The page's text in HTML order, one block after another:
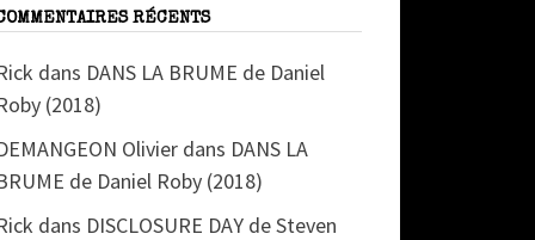
RÉCENTS
dans DANS LA BRUME de Daniel
(2018)
Olivier dans DANS LA
de Daniel Roby (2018)
dans DISCLOSURE DAY de Steven